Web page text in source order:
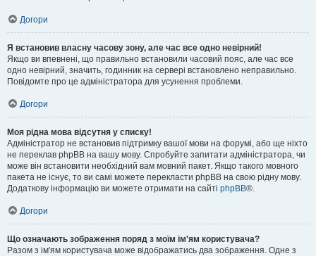
Догори
Я встановив власну часову зону, але час все одно невірний!
Якщо ви впевнені, що правильно встановили часовий пояс, але час все
одно невірний, значить, годинник на сервері встановлено неправильно.
Повідомте про це адміністратора для усунення проблеми.
Догори
Моя рідна мова відсутня у списку!
Адміністратор не встановив підтримку вашої мови на форумі, або ще ніхто
не переклав phpBB на вашу мову. Спробуйте запитати адміністратора, чи
може він встановити необхідний вам мовний пакет. Якщо такого мовного
пакета не існує, то ви самі можете перекласти phpBB на свою рідну мову.
Додаткову інформацію ви можете отримати на сайті phpBB®.
Догори
Що означають зображення поряд з моїм ім'ям користувача?
Разом з ім'ям користувача може відображатись два зображення. Одне з